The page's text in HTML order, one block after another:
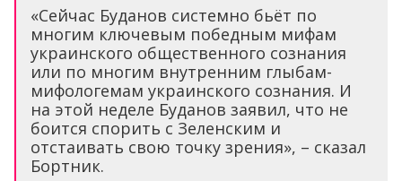
«Сейчас Буданов системно бьёт по
многим ключевым победным мифам
украинского общественного сознания
или по многим внутренним глыбам-
мифологемам украинского сознания. И
на этой неделе Буданов заявил, что не
боится спорить с Зеленским и
отстаивать свою точку зрения», – сказал
Бортник.